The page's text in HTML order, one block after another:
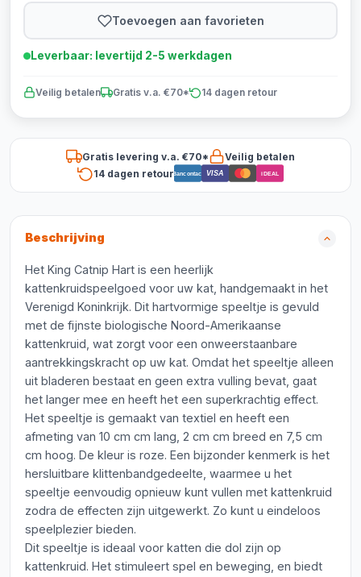
Toevoegen aan favorieten
Leverbaar: levertijd 2-5 werkdagen
Veilig betalen Gratis v.a. €70* 14 dagen retour
Gratis levering v.a. €70*
Veilig betalen
14 dagen retourBancontact VISA iDEAL
Beschrijving
Het King Catnip Hart is een heerlijk
kattenkruidspeelgoed voor uw kat, handgemaakt in het
Verenigd Koninkrijk. Dit hartvormige speeltje is gevuld
met de fijnste biologische Noord-Amerikaanse
kattenkruid, wat zorgt voor een onweerstaanbare
aantrekkingskracht op uw kat. Omdat het speeltje alleen
uit bladeren bestaat en geen extra vulling bevat, gaat
het langer mee en heeft het een superkrachtig effect.
Het speeltje is gemaakt van textiel en heeft een
afmeting van 10 cm cm lang, 2 cm cm breed en 7,5 cm
cm hoog. De kleur is roze. Een bijzonder kenmerk is het
hersluitbare klittenbandgedeelte, waarmee u het
speeltje eenvoudig opnieuw kunt vullen met kattenkruid
zodra de effecten zijn uitgewerkt. Zo kunt u eindeloos
speelplezier bieden.
Dit speeltje is ideaal voor katten die dol zijn op
kattenkruid. Het stimuleert spel en beweging, en biedt